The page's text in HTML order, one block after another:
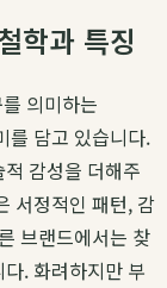
학과 특징
의미하는
를 담고 있습니다.
감성을 더해주
서정적인 패턴, 감
브랜드에서는 찾
. 화려하지만 부